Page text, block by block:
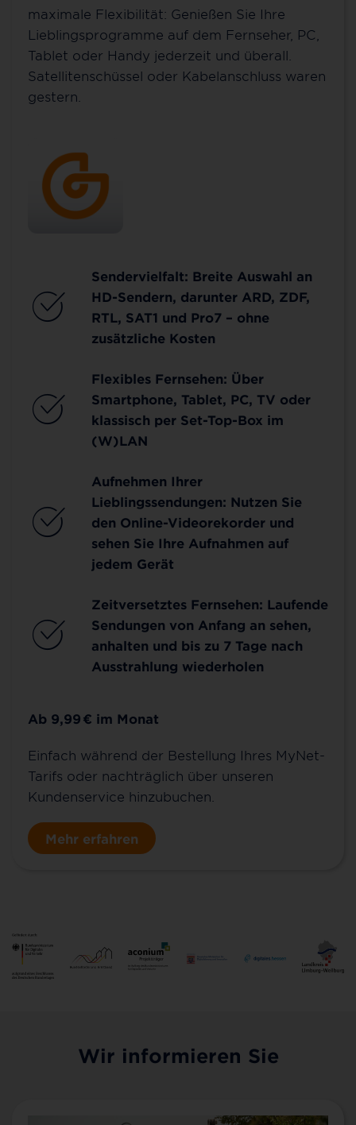
maximale Flexibilität: Genießen Sie Ihre
Lieblingsprogramme auf dem Fernseher, PC,
Tablet oder Handy jederzeit und überall.
Satellitenschüssel oder Kabelanschluss waren
gestern.
Sendervielfalt: Breite Auswahl an
HD-Sendern, darunter ARD, ZDF,
RTL, SAT1 und Pro7 – ohne
zusätzliche Kosten
Flexibles Fernsehen: Über
Smartphone, Tablet, PC, TV oder
klassisch per Set-Top-Box im
(W)LAN
Aufnehmen Ihrer
Lieblingssendungen: Nutzen Sie
den Online-Videorekorder und
sehen Sie Ihre Aufnahmen auf
jedem Gerät
Zeitversetztes Fernsehen: Laufende
Sendungen von Anfang an sehen,
anhalten und bis zu 7 Tage nach
Ausstrahlung wiederholen
Ab 9,99 € im Monat
Einfach während der Bestellung Ihres MyNet-
Tarifs oder nachträglich über unseren
Kundenservice hinzubuchen.
Mehr erfahren
Wir informieren Sie